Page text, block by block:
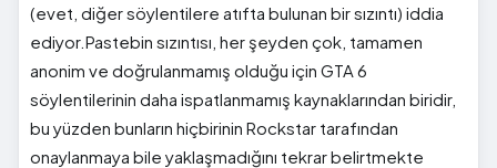
(evet, diğer söylentilere atıfta bulunan bir sızıntı) iddia
ediyor.Pastebin sızıntısı, her şeyden çok, tamamen
anonim ve doğrulanmamış olduğu için GTA 6
söylentilerinin daha ispatlanmamış kaynaklarından biridir,
bu yüzden bunların hiçbirinin Rockstar tarafından
onaylanmaya bile yaklaşmadığını tekrar belirtmekte